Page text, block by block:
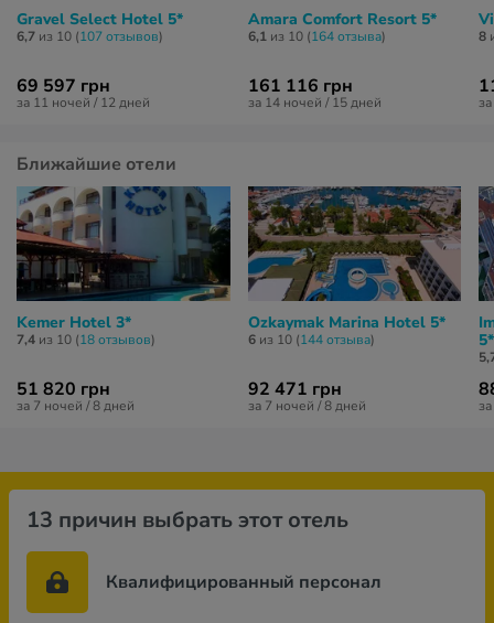
Gravel Select Hotel 5*
6,7 из 10 (107 отзывов)
69 597 грн
за 11 ночей / 12 дней
Amara Comfort Resort 5*
6,1из 10 (164 отзывa)
161 116 грн
за 14 ночей / 15 дней
8
Ближайшие отели
Kemer Hotel 3*
7,4 из 10 (18 отзывов)
51 820 грн
за 7 ночей / 8 дней
Ozkaymak Marina Hotel 5*
6из 10 (144 отзывa)
92 471 грн
за 7 ночей / 8 дней
5*
13 причин выбрать этот отель
Квалифицированный персонал